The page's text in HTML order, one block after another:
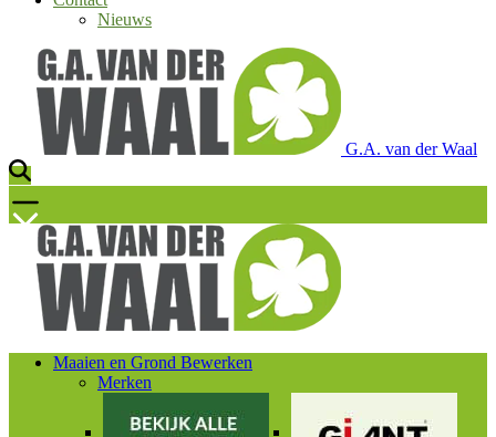
Nieuws
G.A. van der Waal
Maaien en Grond Bewerken
Merken